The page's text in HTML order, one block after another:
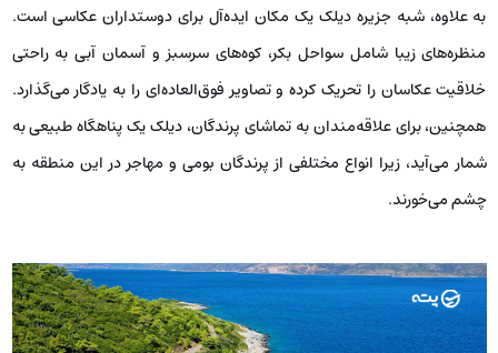
به علاوه، شبه جزیره دیلک یک مکان ایده‌آل برای دوستداران عکاسی است.
منظره‌های زیبا شامل سواحل بکر، کوه‌های سرسبز و آسمان آبی به راحتی
خلاقیت عکاسان را تحریک کرده و تصاویر فوق‌العاده‌ای را به یادگار می‌گذارد.
همچنین، برای علاقه‌مندان به تماشای پرندگان، دیلک یک پناهگاه طبیعی به
شمار می‌آید، زیرا انواع مختلفی از پرندگان بومی و مهاجر در این منطقه به
چشم می‌خورند.